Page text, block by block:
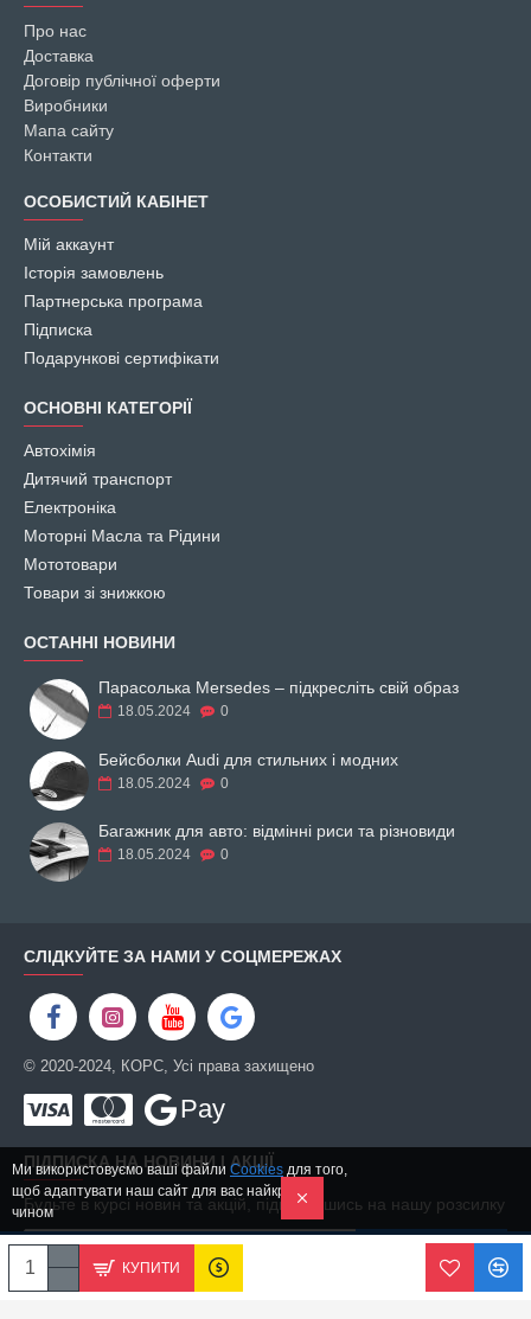
КУПИТИ
Про нас
Доставка
Договір публічної оферти
Виробники
Мапа сайту
Контакти
ОСОБИСТИЙ КАБІНЕТ
Мій аккаунт
Історія замовлень
Партнерська програма
Підписка
Подарункові сертифікати
ОСНОВНІ КАТЕГОРІЇ
Автохімія
Дитячий транспорт
Електроніка
Моторні Масла та Рідини
Мототовари
Товари зі знижкою
ОСТАННІ НОВИНИ
Парасолька Mersedes – підкресліть свій образ
18.05.2024 0
Бейсболки Audi для стильних і модних
18.05.2024 0
Багажник для авто: відмінні риси та різновиди
18.05.2024 0
СЛІДКУЙТЕ ЗА НАМИ У СОЦМЕРЕЖАХ
© 2020-2024, КОРС, Усі права захищено
Pay
ПІДПИСКА НА НОВИНИ І АКЦІЇ
Будьте в курсі новин та акцій, підписавшись на нашу розсилку
Ми використовуємо ваші файли Cookies для того,
щоб адаптувати наш сайт для вас найкращим
чином